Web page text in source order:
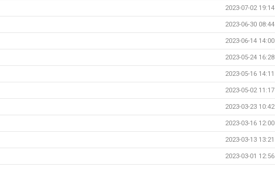
2023-07-02 19:14
2023-06-30 08:44
2023-06-14 14:00
2023-05-24 16:28
2023-05-16 14:11
2023-05-02 11:17
2023-03-23 10:42
2023-03-16 12:00
2023-03-13 13:21
2023-03-01 12:56